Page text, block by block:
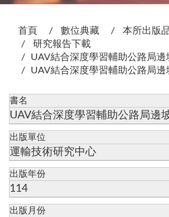
首頁 數位典藏
本所出版
研究報告下載
UAV結合深度學習輔助公路局
UAV結合深度學習輔助公路局
書名
UAV結合深度學習輔助公路局邊
出版單位
運輸技術研究中心
出版年份
114
出版月份